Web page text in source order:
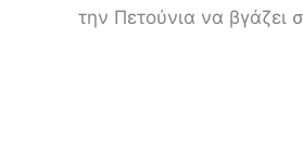
την Πετούνια να βγάζει